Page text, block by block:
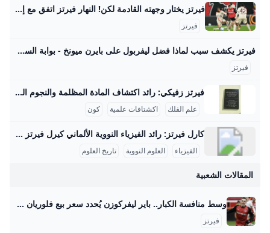
فيرتز يختار وجهته القادمة لكن! النهار فيرتز اتفق مع إدارة بايرن ميونيخ الجريدة مواقعنا لبنان عربي بودكاست تسجيل الدخول اشترك - الرئيسية عيش لبنان اقتصاد وأعمال تحقيقات مقالات كتاب النهار آراء منبر كتاب النهار 29-08-2025 | 05:37 استعادة النظام السوري السجناء واللاجئين معاً مؤشّر لنية بناء دولة كتاب النهار 29-08-2025 | 05:30 أيّ رسائل مخفيّة لحراك “حزب الله” السياسي المكثّف؟ رياضة كرة قدم كرة سلة كرة مضرب رياضة ميكانيكية ألعاب قتالية الغولف رياضات أخرى رياضة 29-08-2025 | 06:25 شربل أبو خطار لـ"النهار": الرياضة دواء ومفتاح النجاح الدراسي رياضة 28-08-2025 | 17:06 ازدواج الجنسية… أزمة مستمرّة لنجوم كرة القدم
فيرتز
فيرتز يكشف سبب لماذا فضل ليفربول على بايرن ميونخ - بوابة السعودية نيوز يحاول الفريق بناء نفسه بشكل قوي ليكون قادراً على المنافسة على أعلى مستوى تحت قيادة المدرب آرني سلوت وقد أظهر الفريق أداءً مميزاً في سوق الانتقالات هذا الصيف، انتقال اللاعب إلى ليفربول يمثل تحدياً كبيراً بالنسبة له، حيث قال: “لقد كانت خطوة أصعب أن أترك هذا المحيط وأذهب لبلد آخر مع كل ما يتضمنه من تغييرات وألعب في دوري جديد بأسلوب لعب مختلف”. اختيار واعٍ أضاف اللاعب: “لقد انتقلت لتحدي أكبر، تحدي اخترت خوضه بوعي من أجل أن أنجح وأصبح لاعباً أفضل , لقد اخترت الانتقال إلى ليفربول كقرار واعٍ بالنسبة لي كي أصبح أفضل”.
فيرتز
فيرتز زفيكي: رائد اكتشاف المادة المظلمة والنجوم النيوترونية يسرني تقديم مقال مفصل عن شخصية فريتز زفيكي وإسهاماته العلمية في علم الفلك: فريتز زفيكي: رائد اكتشاف المادة المظلمة والنجوم النيوترونية فريتز زفيكي (14 فبراير 1898 - 8 فبراير 1974) كان عالم فلك سويسري عمل معظم حياته في معهد كاليفورنيا للتكنولوجيا بالولايات المتحدة، وأحدث ثورة في فهمنا للكون من خلال أفكاره واكتشافاته الرائدة. تلقى تعليمه الثانوي في زيوريخ، ثم درس الرياضيات والفيزياء التجريبية بين 1917 و1925 على يد كبار العلماء أمثال أوجوست بيكارد وألبرت أينشتاين، مما أكسبه قاعدة علمية راسخة ساعدته في إرساء أسس علم الفلك الحديث.
علم الفلك اكشتافات علمية كون
كارل فيرتز: رائد الفيزياء النووية الألماني كيرل فيرتز هو عالم فيزياء نووية ألماني بارز وُلد في 24 أبريل 1910 في كولونيا وتوفي في 12 فبراير 1994. حصل على شهادة الدكتوراه في عام 1934 بعد دراسته الفيزياء والكيمياء والرياضيات في جامعات بون وفرايبورغ وبريسلّاو. درّس بعد ذلك كمساعد تدريس لوزير التعليم الألماني كارل فريدريش بونهوفر في جامعة لايبتزغ، وكان عضواً في رابطة المعلمين النازية خلال الفترة النازية في ألمانيا، رغم أنه لم يكن عضواً في الحزب النازي. مهنياً، تميز فيرتز بعمله في معهد كايزر فيلهلم للفيزياء في برلين منذ عام 1937، حيث عمل على تصميم المفاعلات النووية خلال الحرب العالمية الثانية، وبالأخص مفاعل الطبقات الأفقية، بالإضافة إلى قيادة قسم التجارب في المعهد الذي نقل إلى هيتشينجن لتجنب تأثير القصف الجوي في 1944.
الفيزياء العلوم النووية تاريخ العلوم
المقالات الشعبية
وسط منافسة الكبار.. باير ليفركوزن يُحدد سعر بيع فلوريان فيرتز صحيفة الوطن حدد مسئولو نادي باير ليفركوزن الألماني سعر بيع فلوريان فيرتز، لاعب خط وسط الفريق الأول لكرة القدم بالنادي، في الميركاتو الصيفي المقبل، وذلك في ظل وجود منافسة مشتعلة بين كبار الأندية الأوروبية… {{ article.article_subtitle }} {{ authorName() }} {{ article.author_description }} {{ article.formatted_date }}epa11762162 Florian Wirtz of Leverkusen celebrates after scoring the 1-0 lead during the German Bundesliga soccer match between Bayer 04 Leverkusen and FC St. Pauli in Leverkusen, Germany, 07 December 2024.
فيرتز